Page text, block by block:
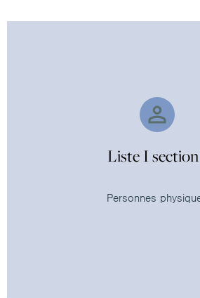
Liste I section
Personnes